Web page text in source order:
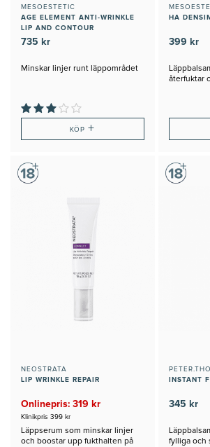
MESOESTETIC
AGE ELEMENT ANTI-WRINKLE
LIP AND CONTOUR
735 kr
Minskar linjer runt läppområdet
KÖP+
HA
399 kr
återfuktar
NEOSTRATA
LIP WRINKLE REPAIR
Onlinepris: 319 kr
Klinikpris 399 kr
Läppserum som minskar linjer
och boostar upp fukthalten på
INSTANT
345 kr
fylliga och